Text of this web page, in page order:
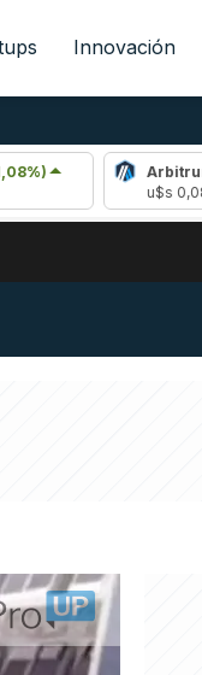
Innovación
Arbitrum (-
DE BITCOIN Y